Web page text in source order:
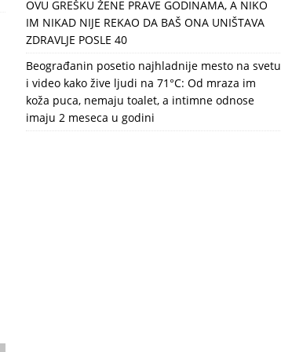
OVU GREŠKU ŽENE PRAVE GODINAMA, A NIKO
IM NIKAD NIJE REKAO DA BAŠ ONA UNIŠTAVA
ZDRAVLJE POSLE 40
Beograđanin posetio najhladnije mesto na svetu
i video kako žive ljudi na 71°C: Od mraza im
koža puca, nemaju toalet, a intimne odnose
imaju 2 meseca u godini